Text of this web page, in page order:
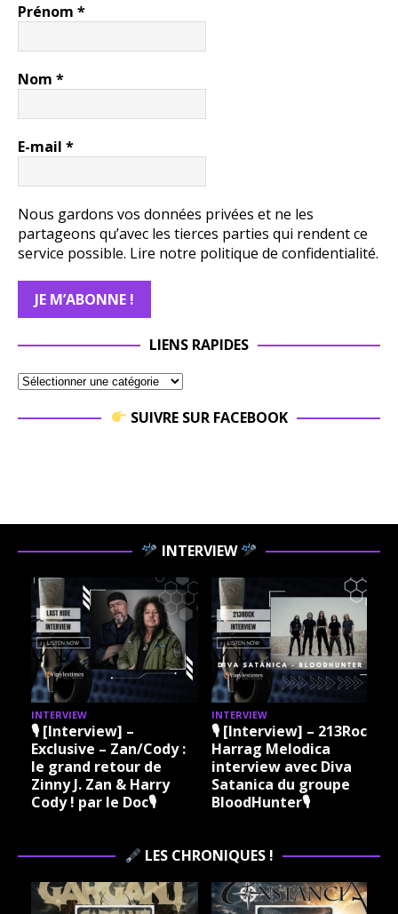
Prénom *
Nom *
E-mail *
Nous gardons vos données privées et ne les
partageons qu’avec les tierces parties qui rendent ce
service possible. Lire notre politique de confidentialité.
LIENS RAPIDES
SUIVRE SUR FACEBOOK
INTERVIEW
INTERVIEW
🎙 [Interview] –
Exclusive – Zan/Cody :
le grand retour de
Zinny J. Zan & Harry
Cody ! par le Doc🎙
INTERVIEW
🎙 [Interview] – 213Rock
Harrag Melodica
interview avec Diva
Satanica du groupe
BloodHunter🎙
LES CHRONIQUES !